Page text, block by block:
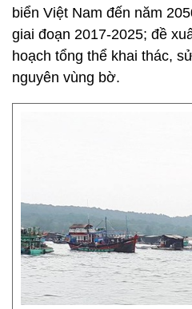
biển Việt Nam đến năm
giai đoạn 2017-2025; đề
hoạch tổng thể khai thác,
nguyên vùng bờ.